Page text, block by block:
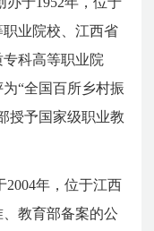
业院校、江西省
科高等职业院
“全国百所乡村振
授予国家级职业教
2004年，位于江西
教育部备案的公